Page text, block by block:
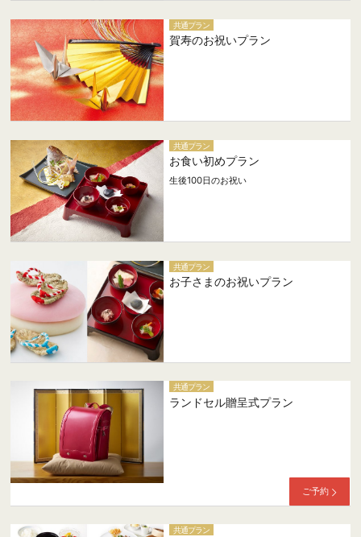
共通プラン
賀寿のお祝いプラン
共通プラン
お食い初めプラン
生後100日のお祝い
共通プラン
お子さまのお祝いプラン
共通プラン
ランドセル贈呈式プラン
ご予約
共通プラン